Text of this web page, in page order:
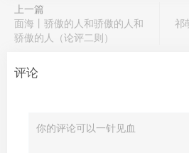
上一篇
面海丨骄傲的人和骄傲的人和
骄傲的人（论评二则）
祁
评论